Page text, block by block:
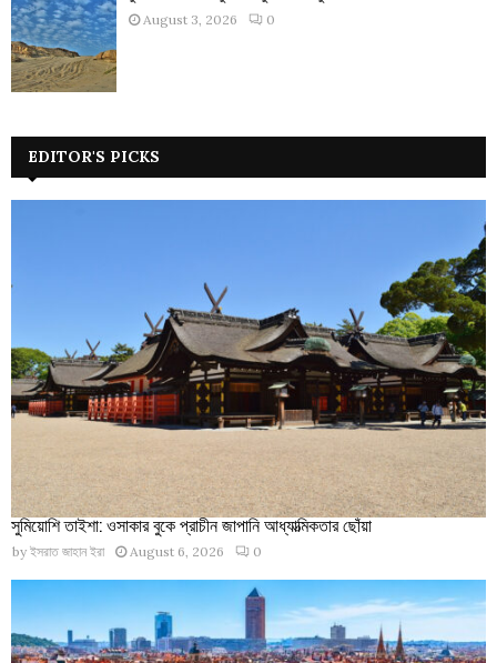
August 3, 2026 0
EDITOR'S PICKS
সুমিয়োশি তাইশা: ওসাকার বুকে প্রাচীন জাপানি আধ্যাত্মিকতার ছোঁয়া
by ইসরাত জাহান ইরা August 6, 2026 0